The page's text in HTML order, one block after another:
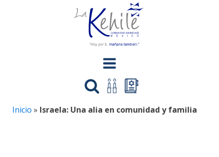
Inicio » Israela: Una alia en comunidad y familia